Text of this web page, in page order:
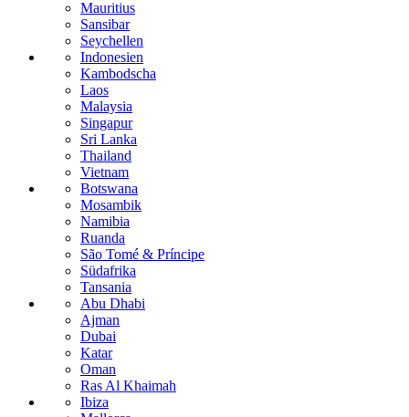
Mauritius
Sansibar
Seychellen
Indonesien
Kambodscha
Laos
Malaysia
Singapur
Sri Lanka
Thailand
Vietnam
Botswana
Mosambik
Namibia
Ruanda
São Tomé & Príncipe
Südafrika
Tansania
Abu Dhabi
Ajman
Dubai
Katar
Oman
Ras Al Khaimah
Ibiza